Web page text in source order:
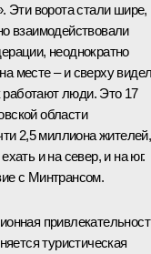
Эти ворота стали шире,
взаимодействовали
неоднократно
месте – и сверху
работают люди. Это 17
области
2,5 миллиона жителей,
и на север, и на юг.
с Минтрансом.
туристическая